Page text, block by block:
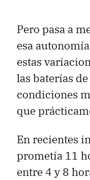
Pero pasa a
esa
estas
las baterías
condiciones
que
En recientes
prometía 11
entre 4 y 8